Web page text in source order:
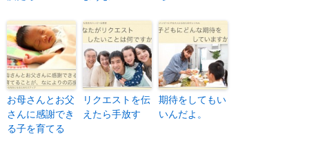
お母さんとお父
さんに感謝でき
る子を育てる
リクエストを伝
えたら手放す
期待をしてもい
いんだよ。